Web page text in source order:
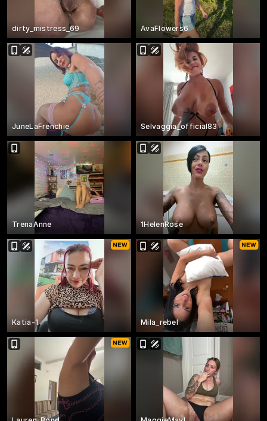
dirty_mistress_69 AvaFlowers6
JuneLaFrenchie Selvaggia_official83
TrenaAnne 1HelenRose
Katia-1 Mila_rebel